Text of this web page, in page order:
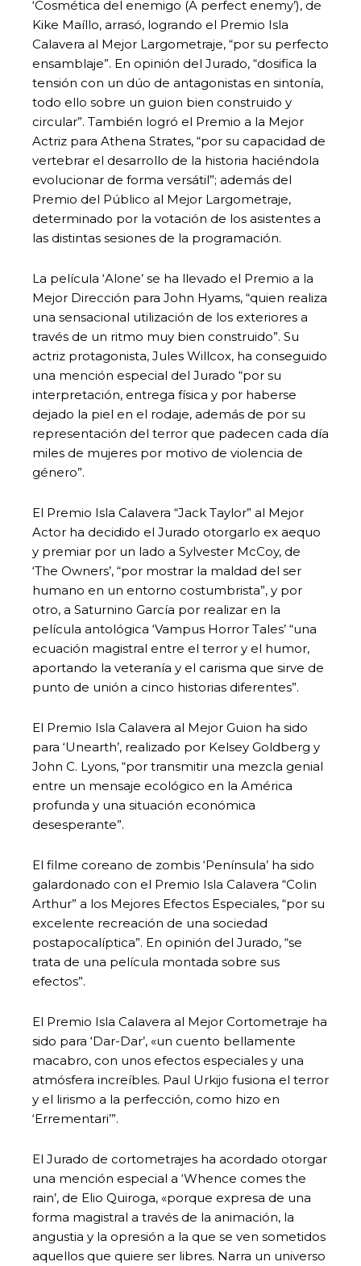
‘Cosmética del enemigo (A perfect enemy’), de
Kike Maíllo, arrasó, logrando el Premio Isla
Calavera al Mejor Largometraje, “por su perfecto
ensamblaje”. En opinión del Jurado, “dosifica la
tensión con un dúo de antagonistas en sintonía,
todo ello sobre un guion bien construido y
circular”. También logró el Premio a la Mejor
Actriz para Athena Strates, “por su capacidad de
vertebrar el desarrollo de la historia haciéndola
evolucionar de forma versátil”; además del
Premio del Público al Mejor Largometraje,
determinado por la votación de los asistentes a
las distintas sesiones de la programación.
La película ‘Alone’ se ha llevado el Premio a la
Mejor Dirección para John Hyams, “quien realiza
una sensacional utilización de los exteriores a
través de un ritmo muy bien construido”. Su
actriz protagonista, Jules Willcox, ha conseguido
una mención especial del Jurado “por su
interpretación, entrega física y por haberse
dejado la piel en el rodaje, además de por su
representación del terror que padecen cada día
miles de mujeres por motivo de violencia de
género”.
El Premio Isla Calavera “Jack Taylor” al Mejor
Actor ha decidido el Jurado otorgarlo ex aequo
y premiar por un lado a Sylvester McCoy, de
‘The Owners’, “por mostrar la maldad del ser
humano en un entorno costumbrista”, y por
otro, a Saturnino García por realizar en la
película antológica ‘Vampus Horror Tales’ “una
ecuación magistral entre el terror y el humor,
aportando la veteranía y el carisma que sirve de
punto de unión a cinco historias diferentes”.
El Premio Isla Calavera al Mejor Guion ha sido
para ‘Unearth’, realizado por Kelsey Goldberg y
John C. Lyons, “por transmitir una mezcla genial
entre un mensaje ecológico en la América
profunda y una situación económica
desesperante”.
El filme coreano de zombis ‘Península’ ha sido
galardonado con el Premio Isla Calavera “Colin
Arthur” a los Mejores Efectos Especiales, “por su
excelente recreación de una sociedad
postapocalíptica”. En opinión del Jurado, “se
trata de una película montada sobre sus
efectos”.
El Premio Isla Calavera al Mejor Cortometraje ha
sido para ‘Dar-Dar’, «un cuento bellamente
macabro, con unos efectos especiales y una
atmósfera increíbles. Paul Urkijo fusiona el terror
y el lirismo a la perfección, como hizo en
‘Errementari’”.
El Jurado de cortometrajes ha acordado otorgar
una mención especial a ‘Whence comes the
rain’, de Elio Quiroga, «porque expresa de una
forma magistral a través de la animación, la
angustia y la opresión a la que se ven sometidos
aquellos que quiere ser libres. Narra un universo